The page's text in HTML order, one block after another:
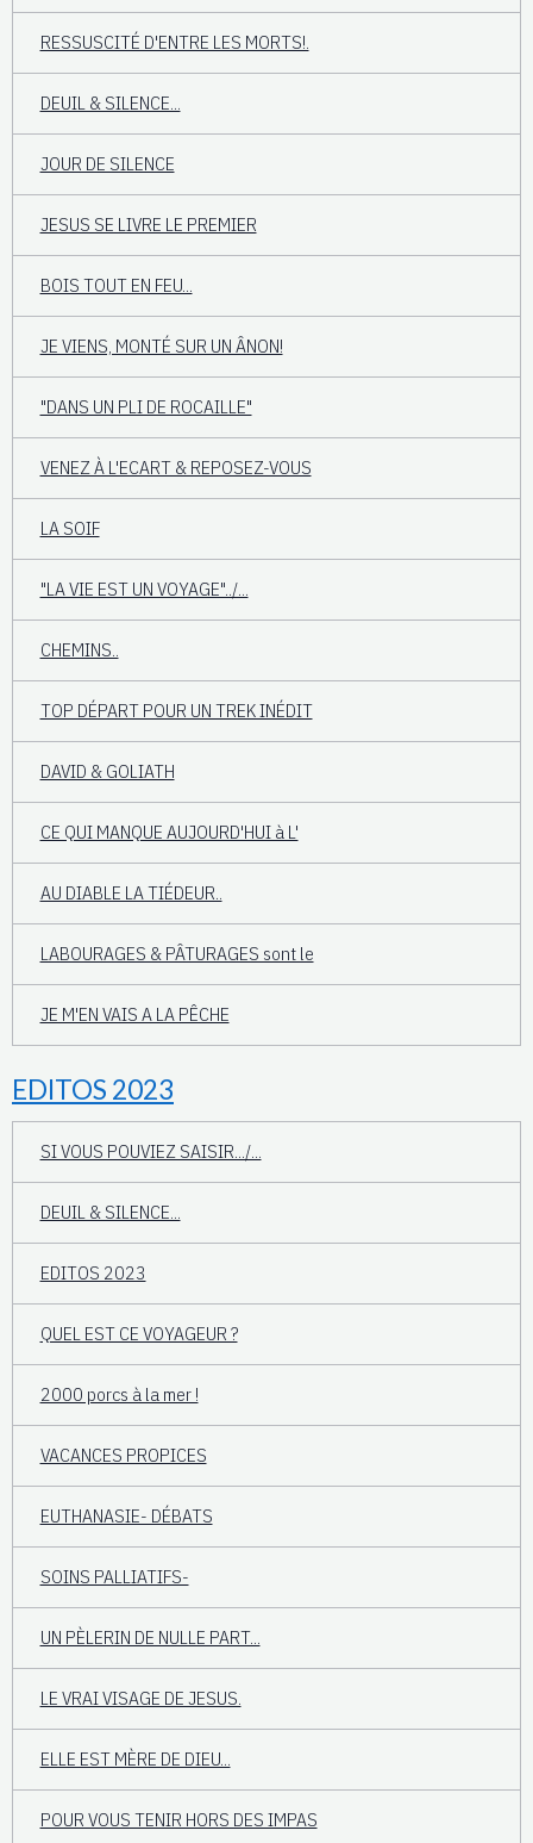
RESSUSCITÉ D'ENTRE LES MORTS!.
DEUIL & SILENCE...
JOUR DE SILENCE
JESUS SE LIVRE LE PREMIER
BOIS TOUT EN FEU...
JE VIENS, MONTÉ SUR UN ÂNON!
"DANS UN PLI DE ROCAILLE"
VENEZ À L'ECART & REPOSEZ-VOUS
LA SOIF
"LA VIE EST UN VOYAGE"../...
CHEMINS..
TOP DÉPART POUR UN TREK INÉDIT
DAVID & GOLIATH
CE QUI MANQUE AUJOURD'HUI à L'
AU DIABLE LA TIÉDEUR..
LABOURAGES & PÂTURAGES sont le
JE M'EN VAIS A LA PÊCHE
EDITOS 2023
SI VOUS POUVIEZ SAISIR.../...
DEUIL & SILENCE...
EDITOS 2023
QUEL EST CE VOYAGEUR ?
2000 porcs à la mer !
VACANCES PROPICES
EUTHANASIE- DÉBATS
SOINS PALLIATIFS-
UN PÈLERIN DE NULLE PART...
LE VRAI VISAGE DE JESUS.
ELLE EST MÈRE DE DIEU...
POUR VOUS TENIR HORS DES IMPAS